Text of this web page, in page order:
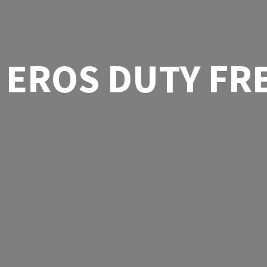
EROS DUTY